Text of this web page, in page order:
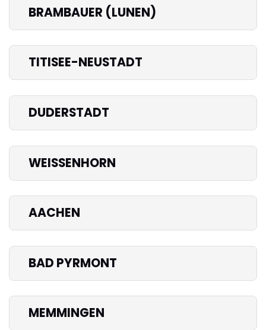
BRAMBAUER (LUNEN)
TITISEE-NEUSTADT
DUDERSTADT
WEISSENHORN
AACHEN
BAD PYRMONT
MEMMINGEN